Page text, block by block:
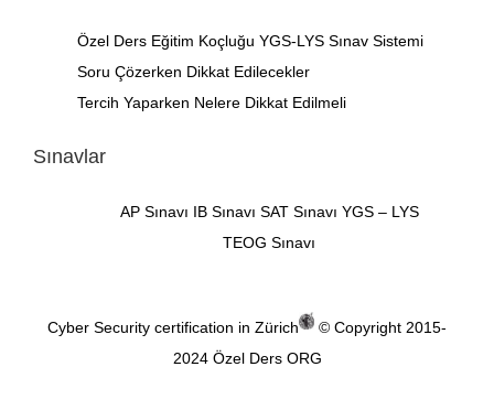
Özel Ders Eğitim Koçluğu YGS-LYS Sınav Sistemi
Soru Çözerken Dikkat Edilecekler
Tercih Yaparken Nelere Dikkat Edilmeli
Sınavlar
AP Sınavı IB Sınavı SAT Sınavı YGS – LYS
TEOG Sınavı
Cyber Security certification in Zürich
© Copyright 2015-
2024 Özel Ders ORG